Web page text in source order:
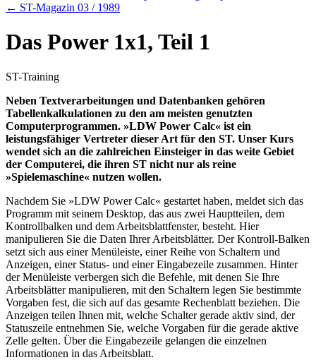
← ST-Magazin 03 / 1989
Das Power 1x1, Teil 1
ST-Training
Neben Textverarbeitungen und Datenbanken gehören
Tabellenkalkulationen zu den am meisten genutzten
Computerprogrammen. »LDW Power Calc« ist ein
leistungsfähiger Vertreter dieser Art für den ST. Unser Kurs
wendet sich an die zahlreichen Einsteiger in das weite Gebiet
der Computerei, die ihren ST nicht nur als reine
»Spielemaschine« nutzen wollen.
Nachdem Sie »LDW Power Calc« gestartet haben, meldet sich das
Programm mit seinem Desktop, das aus zwei Hauptteilen, dem
Kontrollbalken und dem Arbeitsblattfenster, besteht. Hier
manipulieren Sie die Daten Ihrer Arbeitsblätter. Der Kontroll-Balken
setzt sich aus einer Menüleiste, einer Reihe von Schaltern und
Anzeigen, einer Status- und einer Eingabezeile zusammen. Hinter
der Menüleiste verbergen sich die Befehle, mit denen Sie Ihre
Arbeitsblätter manipulieren, mit den Schaltern legen Sie bestimmte
Vorgaben fest, die sich auf das gesamte Rechenblatt beziehen. Die
Anzeigen teilen Ihnen mit, welche Schalter gerade aktiv sind, der
Statuszeile entnehmen Sie, welche Vorgaben für die gerade aktive
Zelle gelten. Über die Eingabezeile gelangen die einzelnen
Informationen in das Arbeitsblatt.